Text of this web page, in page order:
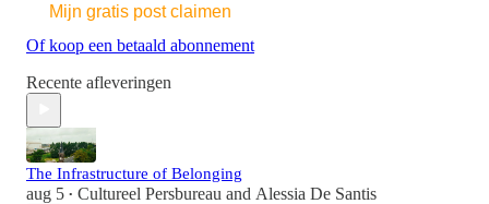
Mijn gratis post claimen
Of koop een betaald abonnement
Recente afleveringen
The Infrastructure of Belonging
aug 5 • Cultureel Persbureau and Alessia De Santis